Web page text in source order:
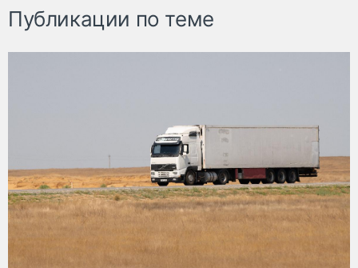
Публикации по теме